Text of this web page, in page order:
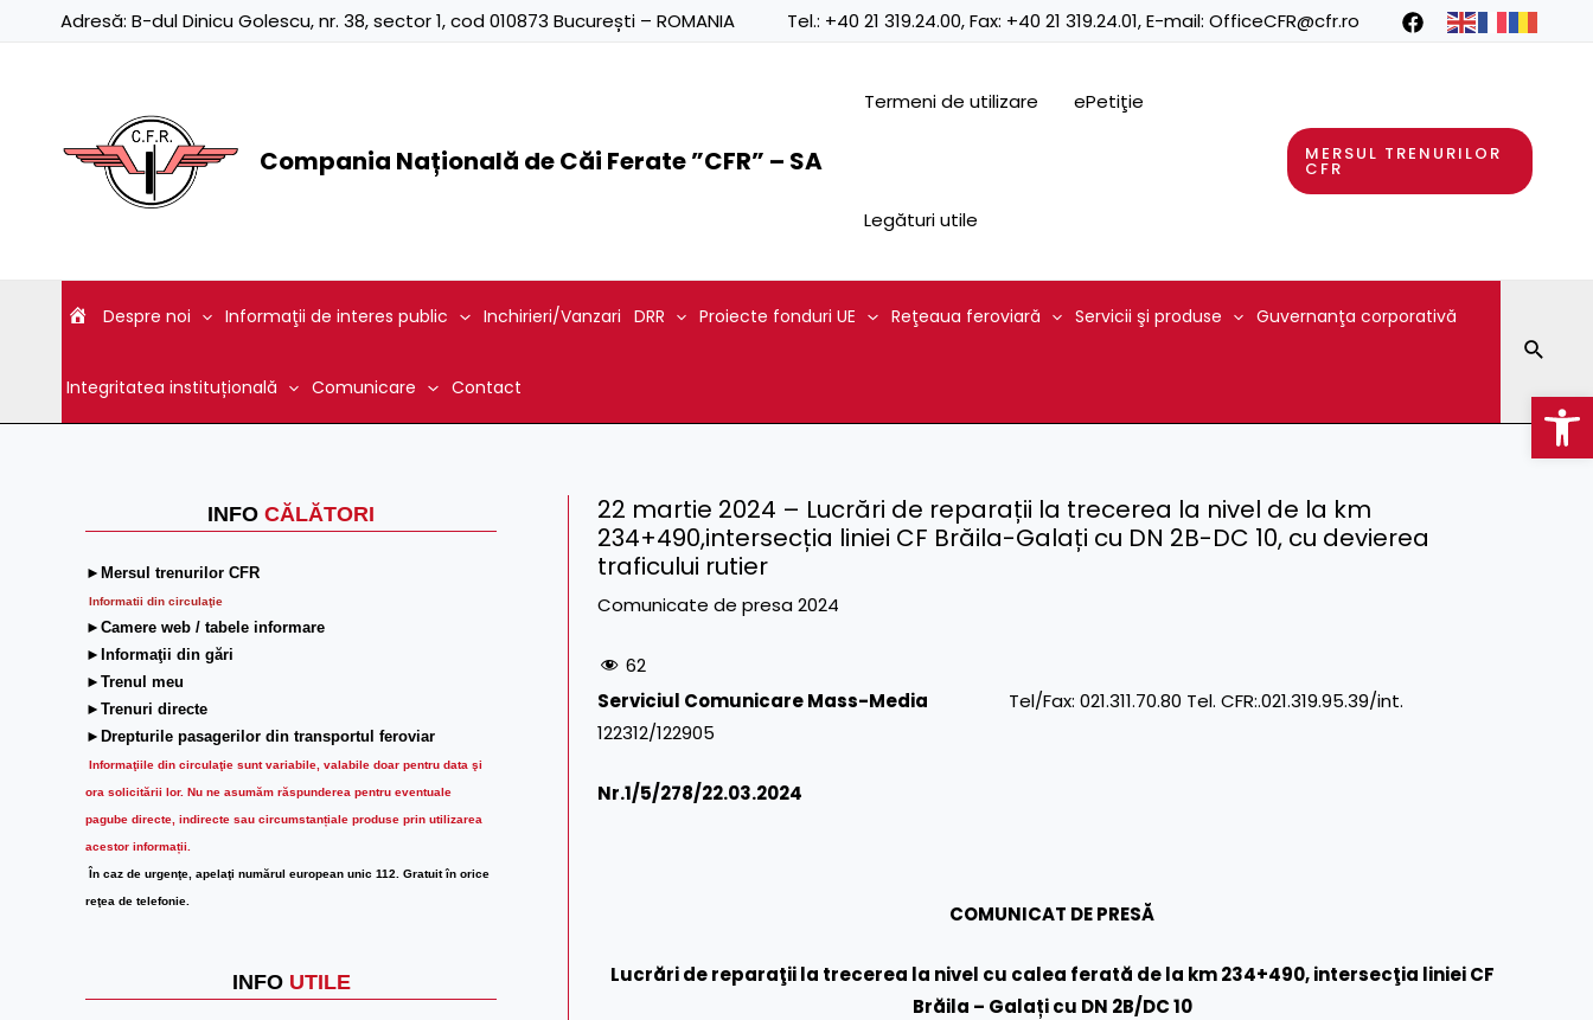
Adresă: B-dul Dinicu Golescu, nr. 38, sector 1, cod 010873 București – ROMANIA Tel.: +40 21 319.24.00, Fax: +40 21 319.24.01, E-mail: OfficeCFR@cfr.ro
Compania Națională de Căi Ferate ”CFR” – SA
Termeni de utilizare ePetiţie
Legături utile
MERSUL TRENURILOR
CFR
Despre noi Informaţii de interes public Inchirieri/Vanzari DRR Proiecte fonduri UE Reţeaua feroviară Servicii şi produse Guvernanţa corporativă
Integritatea instituțională Comunicare Contact
INFO CĂLĂTORI
►Mersul trenurilor CFR
Informatii din circulaţie
►Camere web / tabele informare
►Informaţii din gări
►Trenul meu
►Trenuri directe
►Drepturile pasagerilor din transportul feroviar
Informaţiile din circulaţie sunt variabile, valabile doar pentru data şi
ora solicitării lor. Nu ne asumăm răspunderea pentru eventuale
pagube directe, indirecte sau circumstanțiale produse prin utilizarea
acestor informații.
În caz de urgenţe, apelaţi numărul european unic 112. Gratuit în orice
reţea de telefonie.
INFO UTILE
22 martie 2024 – Lucrări de reparații la trecerea la nivel de la km
234+490,intersecția liniei CF Brăila-Galați cu DN 2B-DC 10, cu devierea
traficului rutier
Comunicate de presa 2024
62
Serviciul Comunicare Mass-Media Tel/Fax: 021.311.70.80 Tel. CFR:.021.319.95.39/int.
122312/122905
Nr.1/5/278/22.03.2024
COMUNICAT DE PRESĂ
Lucrări de reparaţii la trecerea la nivel cu calea ferată de la km 234+490, intersecţia liniei CF
Brăila – Galați cu DN 2B/DC 10